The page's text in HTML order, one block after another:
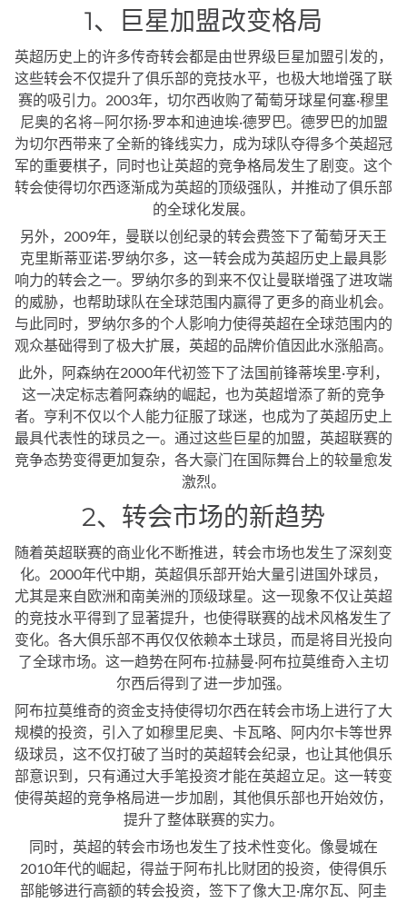
1、巨星加盟改变格局
英超历史上的许多传奇转会都是由世界级巨星加盟引发的，
这些转会不仅提升了俱乐部的竞技水平，也极大地增强了联
赛的吸引力。2003年，切尔西收购了葡萄牙球星何塞·穆里
尼奥的名将—阿尔扬·罗本和迪迪埃·德罗巴。德罗巴的加盟
为切尔西带来了全新的锋线实力，成为球队夺得多个英超冠
军的重要棋子，同时也让英超的竞争格局发生了剧变。这个
转会使得切尔西逐渐成为英超的顶级强队，并推动了俱乐部
的全球化发展。
另外，2009年，曼联以创纪录的转会费签下了葡萄牙天王
克里斯蒂亚诺·罗纳尔多，这一转会成为英超历史上最具影
响力的转会之一。罗纳尔多的到来不仅让曼联增强了进攻端
的威胁，也帮助球队在全球范围内赢得了更多的商业机会。
与此同时，罗纳尔多的个人影响力使得英超在全球范围内的
观众基础得到了极大扩展，英超的品牌价值因此水涨船高。
此外，阿森纳在2000年代初签下了法国前锋蒂埃里·亨利，
这一决定标志着阿森纳的崛起，也为英超增添了新的竞争
者。亨利不仅以个人能力征服了球迷，也成为了英超历史上
最具代表性的球员之一。通过这些巨星的加盟，英超联赛的
竞争态势变得更加复杂，各大豪门在国际舞台上的较量愈发
激烈。
2、转会市场的新趋势
随着英超联赛的商业化不断推进，转会市场也发生了深刻变
化。2000年代中期，英超俱乐部开始大量引进国外球员，
尤其是来自欧洲和南美洲的顶级球星。这一现象不仅让英超
的竞技水平得到了显著提升，也使得联赛的战术风格发生了
变化。各大俱乐部不再仅仅依赖本土球员，而是将目光投向
了全球市场。这一趋势在阿布·拉赫曼·阿布拉莫维奇入主切
尔西后得到了进一步加强。
阿布拉莫维奇的资金支持使得切尔西在转会市场上进行了大
规模的投资，引入了如穆里尼奥、卡瓦略、阿内尔卡等世界
级球员，这不仅打破了当时的英超转会纪录，也让其他俱乐
部意识到，只有通过大手笔投资才能在英超立足。这一转变
使得英超的竞争格局进一步加剧，其他俱乐部也开始效仿，
提升了整体联赛的实力。
同时，英超的转会市场也发生了技术性变化。像曼城在
2010年代的崛起，得益于阿布扎比财团的投资，使得俱乐
部能够进行高额的转会投资，签下了像大卫·席尔瓦、阿圭